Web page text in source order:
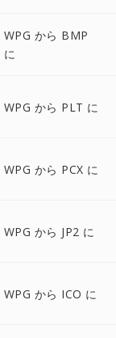
WPG から BMP
に
WPG から PLT に
WPG から PCX に
WPG から JP2 に
WPG から ICO に